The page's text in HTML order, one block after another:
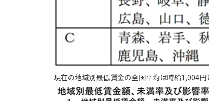
現在の地域別最低賃金の全国平均は時給1,004円